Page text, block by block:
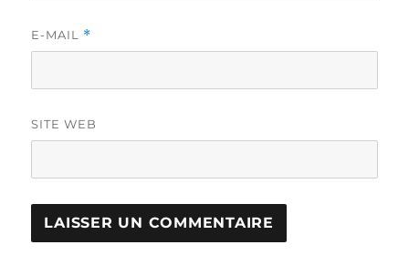
E-MAIL *
SITE WEB